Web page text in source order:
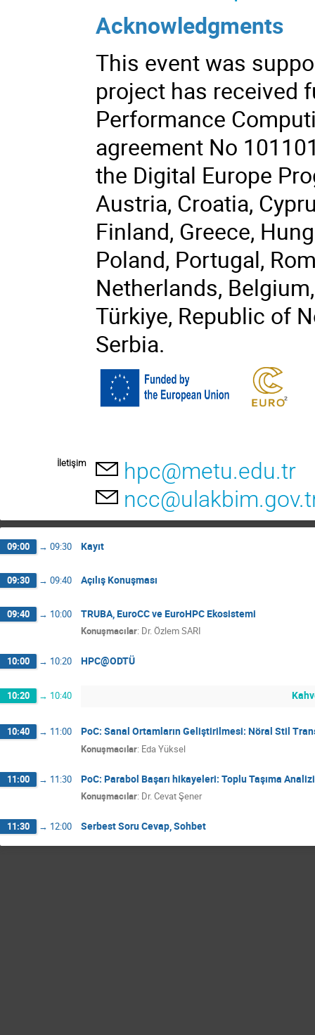
Acknowledgments
This event was
project has received
Performance
agreement No
the Digital Europe
Austria, Croatia,
Finland, Greece,
Poland, Portugal,
Netherlands,
Türkiye, Republic of
Serbia.
İletişim
hpc@metu.edu.tr
09:00 → 09:30 Kayıt
09:30 → 09:40 Açılış Konuşması
09:40 → 10:00 TRUBA, EuroCC ve EuroHPC Ekosistemi
Konuşmacılar: Dr.Özlem SARI
10:00 → 10:20 HPC@ODTÜ
10:20 → 10:40
10:40 → 11:00 PoC: Sanal Ortamların Geliştirilmesi: Nöral Stil
Konuşmacılar: Eda Yüksel
11:00 → 11:30 PoC: Parabol Başarı hikayeleri: Toplu Taşıma
Konuşmacılar: Dr.Cevat Şener
11:30 → 12:00 Serbest Soru Cevap, Sohbet